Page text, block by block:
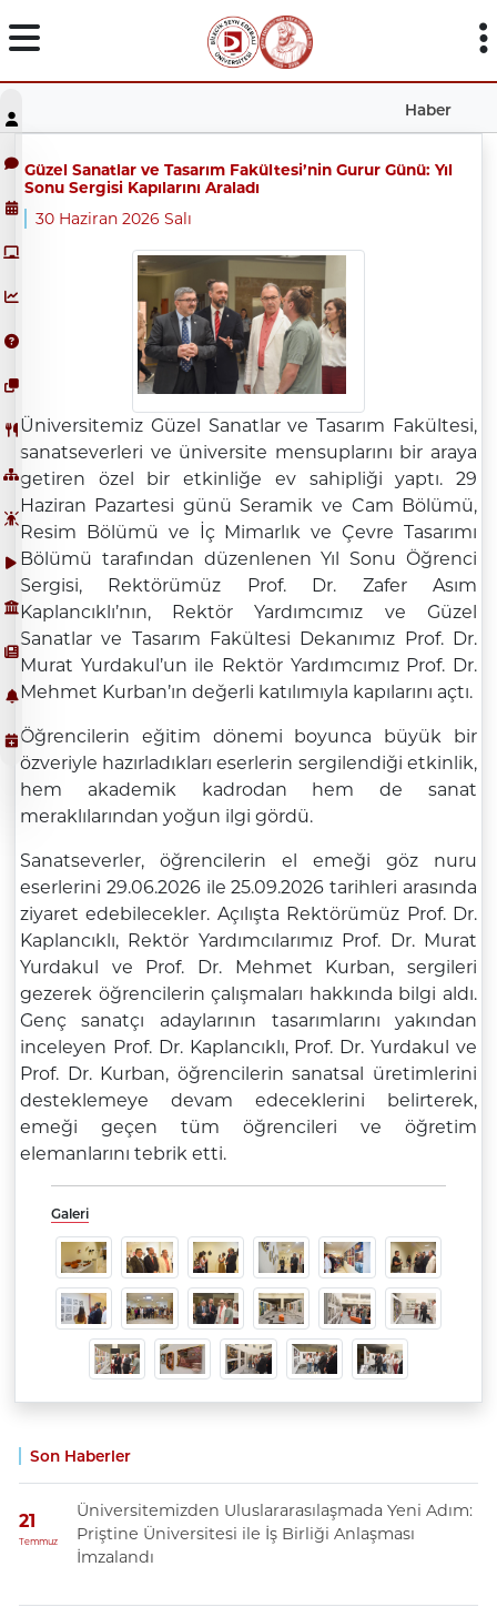
Haber
Son Haberler
21
Temmuz
Üniversitemizden Uluslararasılaşmada Yeni Adım:
Priştine Üniversitesi ile İş Birliği Anlaşması
İmzalandı
Güzel Sanatlar ve Tasarım Fakültesi’nin Gurur Günü: Yıl
Sonu Sergisi Kapılarını Araladı
30 Haziran 2026 Salı
Üniversitemiz Güzel Sanatlar ve Tasarım Fakültesi,
sanatseverleri ve üniversite mensuplarını bir araya
getiren özel bir etkinliğe ev sahipliği yaptı. 29
Haziran Pazartesi günü Seramik ve Cam Bölümü,
Resim Bölümü ve İç Mimarlık ve Çevre Tasarımı
Bölümü tarafından düzenlenen Yıl Sonu Öğrenci
Sergisi, Rektörümüz Prof. Dr. Zafer Asım
Kaplancıklı’nın, Rektör Yardımcımız ve Güzel
Sanatlar ve Tasarım Fakültesi Dekanımız Prof. Dr.
Murat Yurdakul’un ile Rektör Yardımcımız Prof. Dr.
Mehmet Kurban’ın değerli katılımıyla kapılarını açtı.
Öğrencilerin eğitim dönemi boyunca büyük bir
özveriyle hazırladıkları eserlerin sergilendiği etkinlik,
hem akademik kadrodan hem de sanat
meraklılarından yoğun ilgi gördü.
Sanatseverler, öğrencilerin el emeği göz nuru
eserlerini 29.06.2026 ile 25.09.2026 tarihleri arasında
ziyaret edebilecekler. Açılışta Rektörümüz Prof. Dr.
Kaplancıklı, Rektör Yardımcılarımız Prof. Dr. Murat
Yurdakul ve Prof. Dr. Mehmet Kurban, sergileri
gezerek öğrencilerin çalışmaları hakkında bilgi aldı.
Genç sanatçı adaylarının tasarımlarını yakından
inceleyen Prof. Dr. Kaplancıklı, Prof. Dr. Yurdakul ve
Prof. Dr. Kurban, öğrencilerin sanatsal üretimlerini
desteklemeye devam edeceklerini belirterek,
emeği geçen tüm öğrencileri ve öğretim
elemanlarını tebrik etti.
Galeri